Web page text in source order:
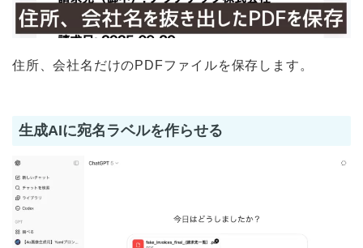
住所、会社名だけのPDFファイルを保存します。
生成AIに宛名ラベルを作らせる